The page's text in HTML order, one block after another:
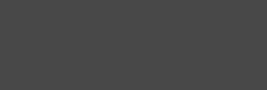
Klett des Exzenterschleifers zu popeln war ehr
hätte sicherlich noch lange geschliffen.Zu erwähnen
die Absaugung das Schleifpad kühlen und der